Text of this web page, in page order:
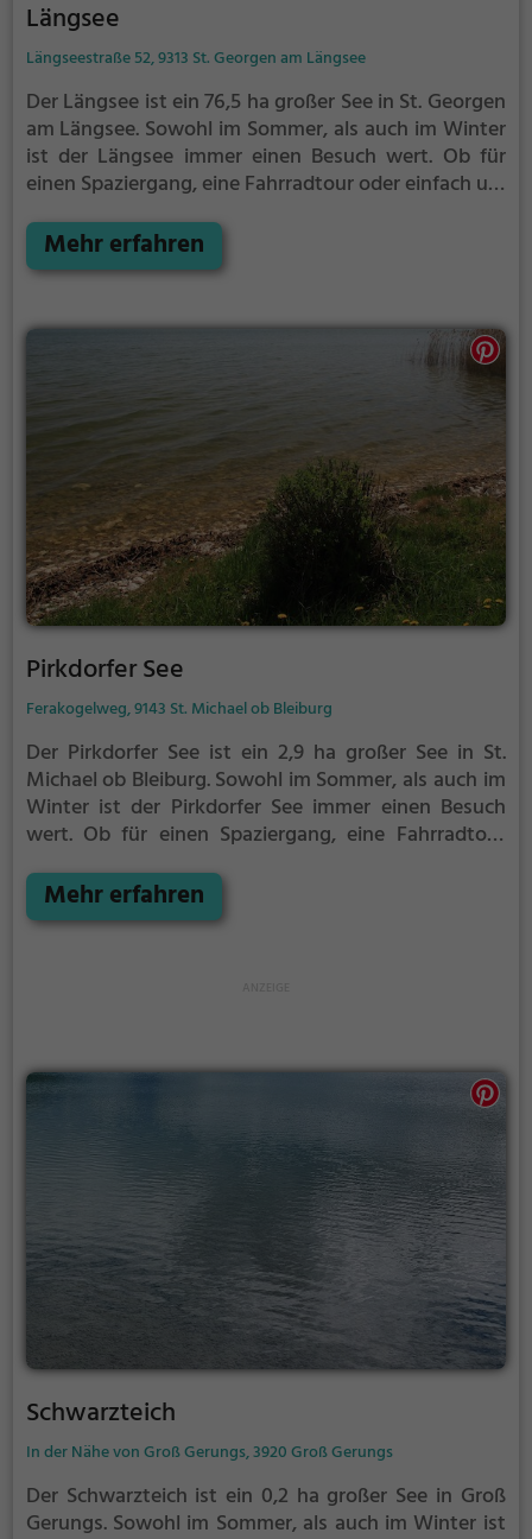
Längsee
Längseestraße 52, 9313 St. Georgen am Längsee
Der Längsee ist ein 76,5 ha großer See in St. Georgen
am Längsee. Sowohl im Sommer, als auch im Winter
ist der Längsee immer einen Besuch wert. Ob für
einen Spaziergang, eine Fahrradtour oder einfach um
zahlreiche Möglichkeiten für Freizeitaktivitäten.
Mehr erfahren
Pirkdorfer See
Ferakogelweg, 9143 St. Michael ob Bleiburg
Der Pirkdorfer See ist ein 2,9 ha großer See in St.
Michael ob Bleiburg.Sowohl im Sommer, als auch im
Winter ist der Pirkdorfer See immer einen Besuch
wert. Ob für einen Spaziergang, eine Fahrradtour
Pirkdorfer See bietet zahlreiche Möglichkeiten für
Freizeitaktivitäten.
Mehr erfahren
Schwarzteich
In der Nähe von Groß Gerungs, 3920 Groß Gerungs
Der Schwarzteich ist ein 0,2 ha großer See in Groß
Gerungs. Sowohl im Sommer, als auch im Winter ist